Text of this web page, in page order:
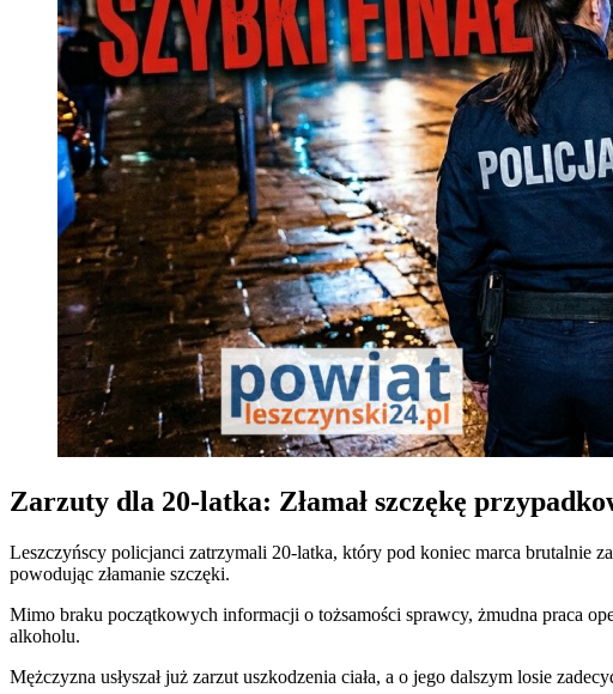
Zarzuty dla 20-latka: Złamał szczękę
Leszczyńscy policjanci zatrzymali 20-latka, który pod koniec marca brutalnie
powodując złamanie szczęki.
Mimo braku początkowych informacji o tożsamości sprawcy, żmudna praca
alkoholu.
Mężczyzna usłyszał już zarzut uszkodzenia ciała, a o jego dalszym losie